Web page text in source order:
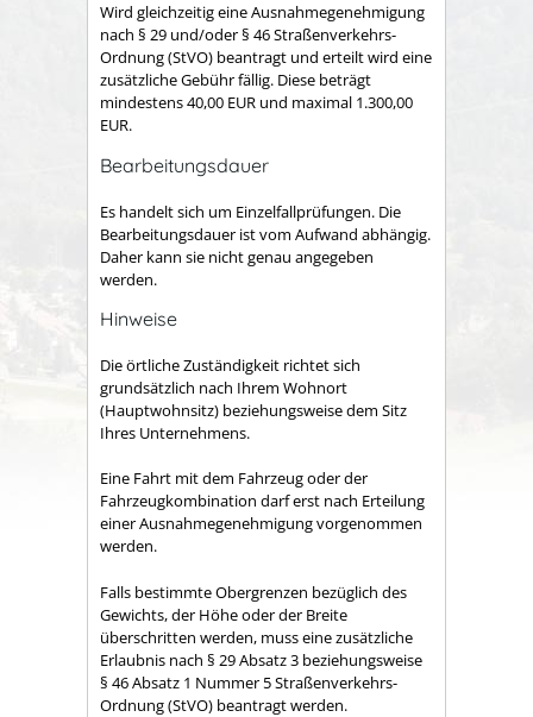
Wird gleichzeitig eine Ausnahmegenehmigung
nach § 29 und/oder § 46 Straßenverkehrs-
Ordnung (StVO) beantragt und erteilt wird eine
zusätzliche Gebühr fällig. Diese beträgt
mindestens 40,00 EUR und maximal 1.300,00
EUR.
Bearbeitungsdauer
Es handelt sich um Einzelfallprüfungen. Die
Bearbeitungsdauer ist vom Aufwand abhängig.
Daher kann sie nicht genau angegeben
werden.
Hinweise
Die örtliche Zuständigkeit richtet sich
grundsätzlich nach Ihrem Wohnort
(Hauptwohnsitz) beziehungsweise dem Sitz
Ihres Unternehmens.
Eine Fahrt mit dem Fahrzeug oder der
Fahrzeugkombination darf erst nach Erteilung
einer Ausnahmegenehmigung vorgenommen
werden.
Falls bestimmte Obergrenzen bezüglich des
Gewichts, der Höhe oder der Breite
überschritten werden, muss eine zusätzliche
Erlaubnis nach § 29 Absatz 3 beziehungsweise
§ 46 Absatz 1 Nummer 5 Straßenverkehrs-
Ordnung (StVO) beantragt werden.